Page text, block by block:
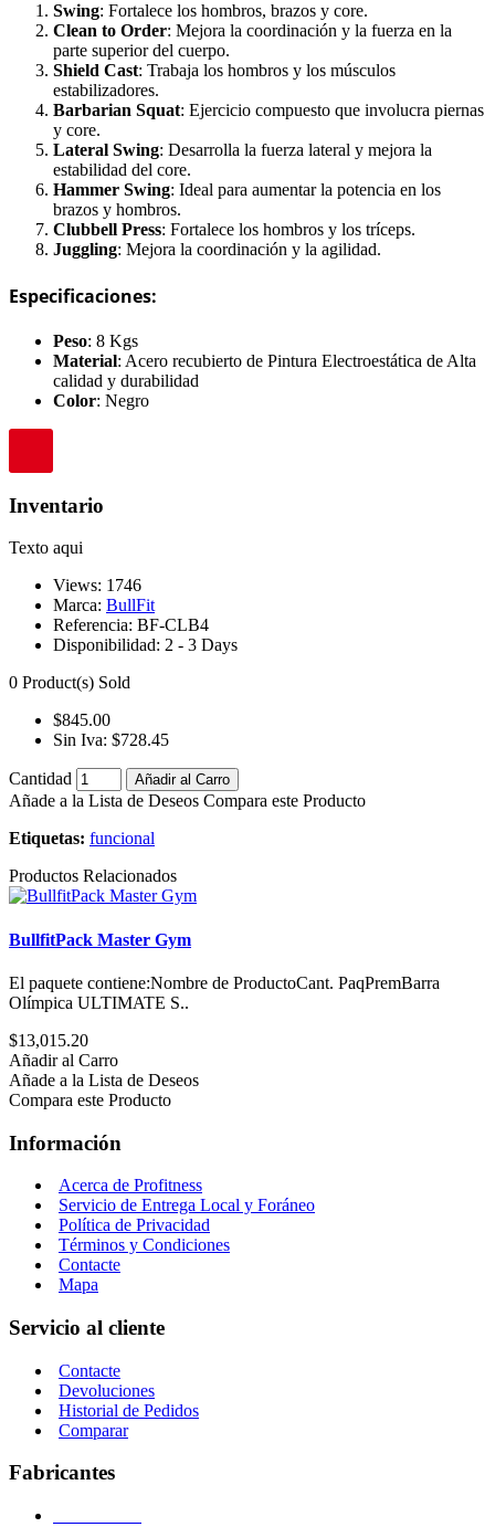
Swing: Fortalece los hombros, brazos y core.
Clean to Order: Mejora la coordinación y la fuerza en la
parte superior del cuerpo.
Shield Cast: Trabaja los hombros y los músculos
estabilizadores.
Barbarian Squat: Ejercicio compuesto que involucra piernas
y core.
Lateral Swing: Desarrolla la fuerza lateral y mejora la
estabilidad del core.
Hammer Swing: Ideal para aumentar la potencia en los
brazos y hombros.
Clubbell Press: Fortalece los hombros y los tríceps.
Juggling: Mejora la coordinación y la agilidad.
Especificaciones:
Peso: 8 Kgs
Material: Acero recubierto de Pintura Electroestática de Alta
calidad y durabilidad
Color: Negro
Inventario
Texto aqui
Views: 1746
Marca: BullFit
Referencia: BF-CLB4
Disponibilidad: 2 - 3 Days
0 Product(s) Sold
$845.00
Sin Iva: $728.45
Cantidad Añadir al Carro
Añade a la Lista de Deseos Compara este Producto
Etiquetas: funcional
Productos Relacionados
BullfitPack Master Gym
El paquete contiene:Nombre de ProductoCant. PaqPremBarra
Olímpica ULTIMATE S..
$13,015.20
Añadir al Carro
Añade a la Lista de Deseos
Compara este Producto
Información
Acerca de Profitness
Servicio de Entrega Local y Foráneo
Política de Privacidad
Términos y Condiciones
Contacte
Mapa
Servicio al cliente
Contacte
Devoluciones
Historial de Pedidos
Comparar
Fabricantes